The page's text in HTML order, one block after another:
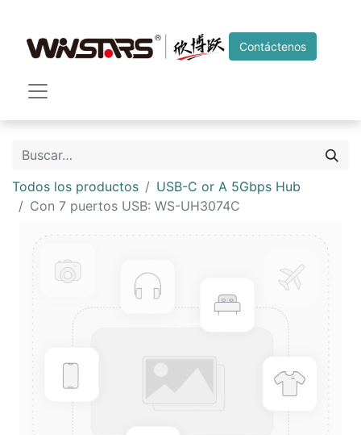
Contáctenos
Todos los productos
USB-C or A 5Gbps Hub
Con 7 puertos USB: WS-UH3074C